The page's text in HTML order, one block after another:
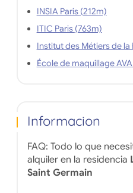
INSIA Paris (212m)
ITIC Paris (763m)
Informacion
FAQ: Todo lo que
alquiler en la residencia
Saint Germain